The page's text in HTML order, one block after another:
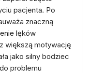
pacjenta. Po
znaczną
lęków
większą motywację
jako silny bodziec
problemu